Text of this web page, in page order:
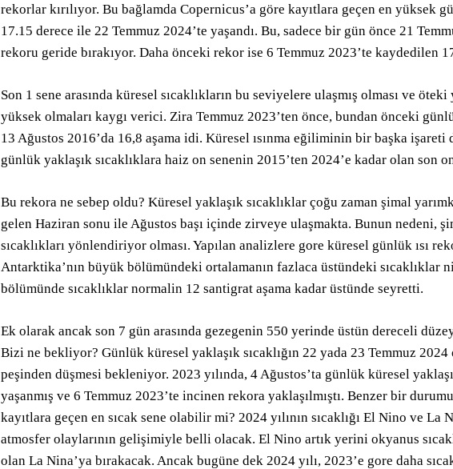
rekorlar kırılıyor. Bu bağlamda Copernicus’a göre kayıtlara geçen en yüksek
17.15 derece ile 22 Temmuz 2024’te yaşandı. Bu, sadece bir gün önce 21
rekoru geride bırakıyor. Daha önceki rekor ise 6 Temmuz 2023’te kaydedilen
Son 1 sene arasında küresel sıcaklıkların bu seviyelere ulaşmış olması ve
yüksek olmaları kaygı verici. Zira Temmuz 2023’ten önce, bundan önceki
13 Ağustos 2016’da 16,8 aşama idi. Küresel ısınma eğiliminin bir başka
günlük yaklaşık sıcaklıklara haiz on senenin 2015’ten 2024’e kadar olan son
Bu rekora ne sebep oldu? Küresel yaklaşık sıcaklıklar çoğu zaman şimal
gelen Haziran sonu ile Ağustos başı içinde zirveye ulaşmakta. Bunun nedeni,
sıcaklıkları yönlendiriyor olması. Yapılan analizlere gore küresel günlük ısı
Antarktika’nın büyük bölümündeki ortalamanın fazlaca üstündeki sıcaklıklar
bölümünde sıcaklıklar normalin 12 santigrat aşama kadar üstünde seyretti.
Ek olarak ancak son 7 gün arasında gezegenin 550 yerinde üstün dereceli
Bizi ne bekliyor? Günlük küresel yaklaşık sıcaklığın 22 yada 23 Temmuz 2024
peşinden düşmesi bekleniyor. 2023 yılında, 4 Ağustos’ta günlük küresel
yaşanmış ve 6 Temmuz 2023’te incinen rekora yaklaşılmıştı. Benzer bir
kayıtlara geçen en sıcak sene olabilir mi? 2024 yılının sıcaklığı El Nino ve
atmosfer olaylarının gelişimiyle belli olacak. El Nino artık yerini okyanus
olan La Nina’ya bırakacak. Ancak bugüne dek 2024 yılı, 2023’e gore daha